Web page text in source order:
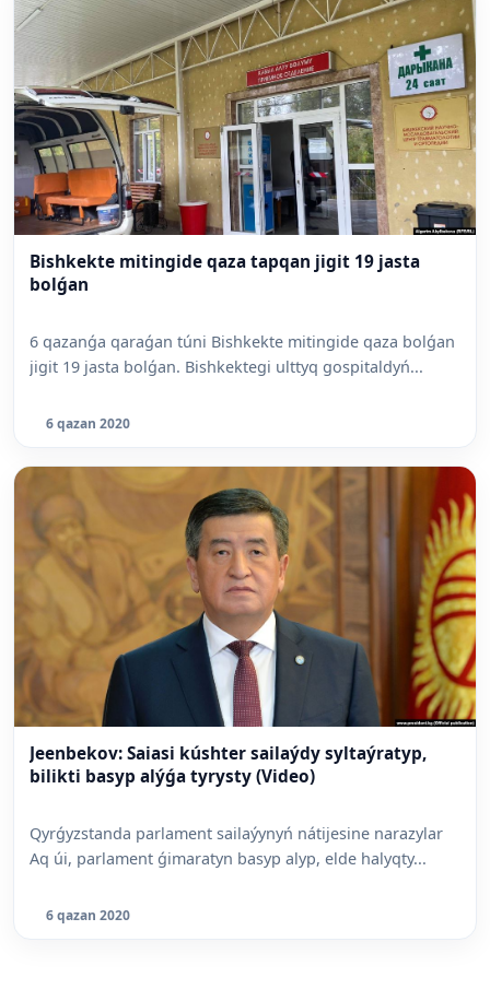
Bishkekte mitingide qaza tapqan jigit 19 jasta
bolǵan
6 qazanǵa qaraǵan túni Bishkekte mitingide qaza bolǵan
jigit 19 jasta bolǵan. Bishkektegi ulttyq gospitaldyń...
6 qazan 2020
Jeenbekov: Saiasi kúshter sailaýdy syltaýratyp,
bilikti basyp alýǵa tyrysty (Video)
Qyrǵyzstanda parlament sailaýynyń nátijesine narazylar
Aq úi, parlament ǵimaratyn basyp alyp, elde halyqty...
6 qazan 2020